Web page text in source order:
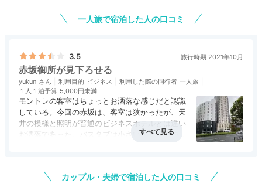
客室もクラシカルな雰囲気。ベッドはシモンズ社製でふ
かふかです。広めの「コーナーツイン」や「デラックス
ツイン」なら、3人で女子会を楽しめますよ。
一人旅で宿泊した人の口コミ
3.5 旅行時期 2021年10月
赤坂御所が見下ろせる
yukun 利用目的 ビジネス 利用した際の同行者 一人旅
１人１泊予算 5,000円未満
モントレの客室はちょっとお洒落な感じだと認識
している。今回の赤坂は、客室は狭かったが、天
井の模様と照明が普通のビジネスホテルとは違い
お洒落であった。バスタブは小さいが曲線的で入
カップル・夫婦で宿泊した人の口コミ